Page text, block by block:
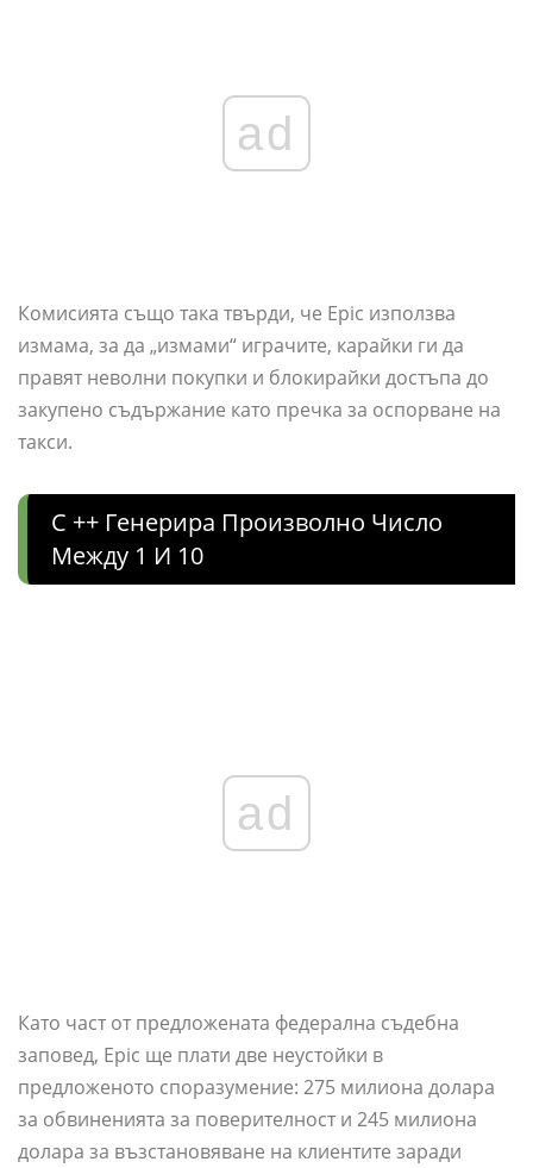
ad
Комисията също така твърди, че Epic използва
измама, за да „измами“ играчите, карайки ги да
правят неволни покупки и блокирайки достъпа до
закупено съдържание като пречка за оспорване на
такси.
C ++ Генерира Произволно Число
Между 1 И 10
ad
Като част от предложената федерална съдебна
заповед, Epic ще плати две неустойки в
предложеното споразумение: 275 милиона долара
за обвиненията за поверителност и 245 милиона
долара за възстановяване на клиентите заради